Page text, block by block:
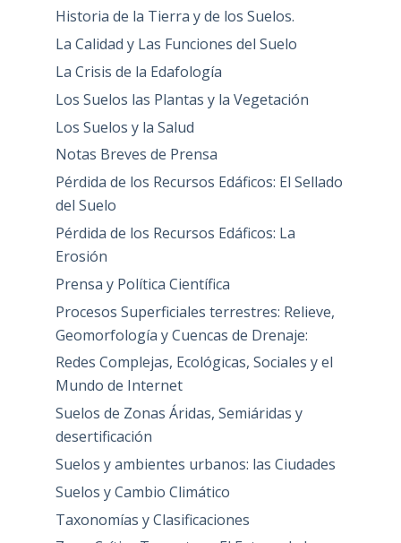
Historia de la Tierra y de los Suelos.
La Calidad y Las Funciones del Suelo
La Crisis de la Edafología
Los Suelos las Plantas y la Vegetación
Los Suelos y la Salud
Notas Breves de Prensa
Pérdida de los Recursos Edáficos: El Sellado
del Suelo
Pérdida de los Recursos Edáficos: La
Erosión
Prensa y Política Científica
Procesos Superficiales terrestres: Relieve,
Geomorfología y Cuencas de Drenaje:
Redes Complejas, Ecológicas, Sociales y el
Mundo de Internet
Suelos de Zonas Áridas, Semiáridas y
desertificación
Suelos y ambientes urbanos: las Ciudades
Suelos y Cambio Climático
Taxonomías y Clasificaciones